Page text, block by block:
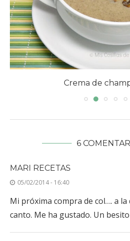
Crema de
6
MARI RECETAS
05/02/2014 - 16:40
Mi próxima compra de col…. a la
canto. Me ha gustado. Un besito